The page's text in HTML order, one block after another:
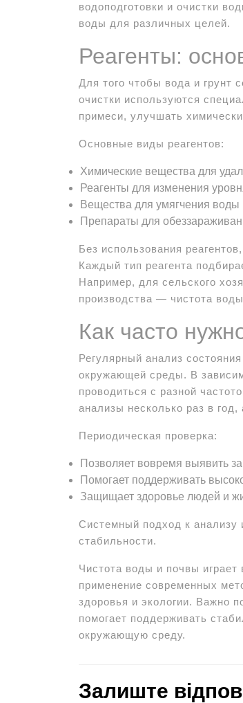
водоподготовки и очистки
воды для различных целей.
Реагенты:
Для того чтобы вода и грунт
очистки используются
примеси, улучшать
Основные виды реагентов:
Химические вещества для
Реагенты для изменения
Вещества для умягчения воды
Препараты для
Без использования
Каждый тип реагента
Например, для сельского
производства — чистота
Как часто
Регулярный анализ
окружающей среды. В
проводиться с разной
анализы несколько раз в
Периодическая проверка:
Позволяет вовремя выявить
Помогает поддерживать
Защищает здоровье людей и
Системный подход к анализу
стабильности.
Чистота воды и почвы
применение современных
здоровья и экологии. Важно
помогает поддерживать
окружающую среду.
Залиште